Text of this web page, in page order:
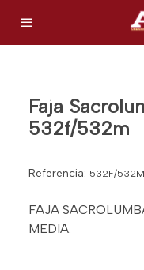
Faja
532f/532m
Referencia: 532F/532M
FAJA
MEDIA.